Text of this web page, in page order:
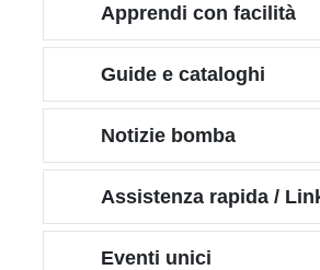
Apprendi con facilità
Guide e cataloghi
Notizie bomba
Assistenza rapida /
Eventi unici